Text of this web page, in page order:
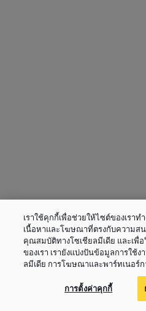
เราใช้คุกกี้เพื่อช่วยให้ไซต์ของเราท
เนื้อหาและโฆษณาที่ตรงกับความสน
คุณสมบัติทางโซเชียลมีเดีย และเพื่อ
ของเรา เรายังแบ่งปันข้อมูลการใช้
ลมีเดีย การโฆษณาและพาร์ทเนอร์ก
การตั้งค่าคุกกี้